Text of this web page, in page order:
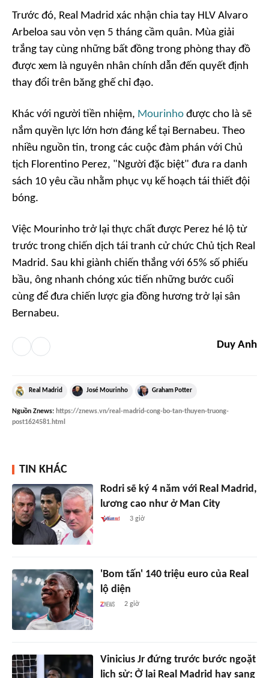
Trước đó, Real Madrid xác nhận chia tay HLV Alvaro
Arbeloa sau vỏn vẹn 5 tháng cầm quân. Mùa giải
trắng tay cùng những bất đồng trong phòng thay đồ
được xem là nguyên nhân chính dẫn đến quyết định
thay đổi trên băng ghế chỉ đạo.
Khác với người tiền nhiệm, Mourinho được cho là sẽ
nắm quyền lực lớn hơn đáng kể tại Bernabeu. Theo
nhiều nguồn tin, trong các cuộc đàm phán với Chủ
tịch Florentino Perez, "Người đặc biệt" đưa ra danh
sách 10 yêu cầu nhằm phục vụ kế hoạch tái thiết đội
bóng.
Việc Mourinho trở lại thực chất được Perez hé lộ từ
trước trong chiến dịch tái tranh cử chức Chủ tịch Real
Madrid. Sau khi giành chiến thắng với 65% số phiếu
bầu, ông nhanh chóng xúc tiến những bước cuối
cùng để đưa chiến lược gia đồng hương trở lại sân
Bernabeu.
Duy Anh
Real Madrid José Mourinho Graham Potter
Nguồn Znews: https://znews.vn/real-madrid-cong-bo-tan-thuyen-truong-
post1624581.html
TIN KHÁC
Rodri sẽ ký 4 năm với Real Madrid,
lương cao như ở Man City
3 giờ
'Bom tấn' 140 triệu euro của Real
lộ diện
2 giờ
Vinicius Jr đứng trước bước ngoặt
lịch sử: Ở lại Real Madrid hay sang